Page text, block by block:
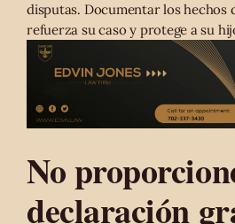
disputas. Documentar los hechos
refuerza su caso y protege a su
No
declaración